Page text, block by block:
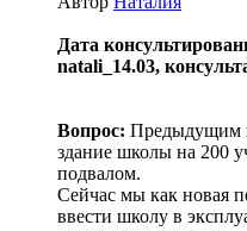
Дата
natali_14.03,
Вопрос: Предыдущим
здание школы на 200
подвалом.
Сейчас мы как новая
ввести школу в